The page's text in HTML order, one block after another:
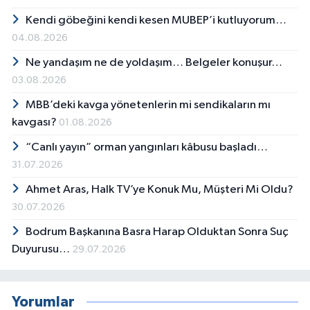
Kendi göbeğini kendi kesen MUBEP’i kutluyorum…
04.08.2026
Ne yandaşım ne de yoldaşım… Belgeler konuşur…
03.08.2026
MBB’deki kavga yönetenlerin mi sendikaların mı
kavgası? 01.08.2026
“Canlı yayın” orman yangınları kâbusu başladı…
31.07.2026
Ahmet Aras, Halk TV’ye Konuk Mu, Müşteri Mi Oldu?
30.07.2026
Bodrum Başkanına Basra Harap Olduktan Sonra Suç
Duyurusu… 29.07.2026
Yorumlar